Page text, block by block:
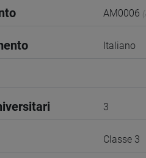
AM0006
Italiano
3
Classe 3